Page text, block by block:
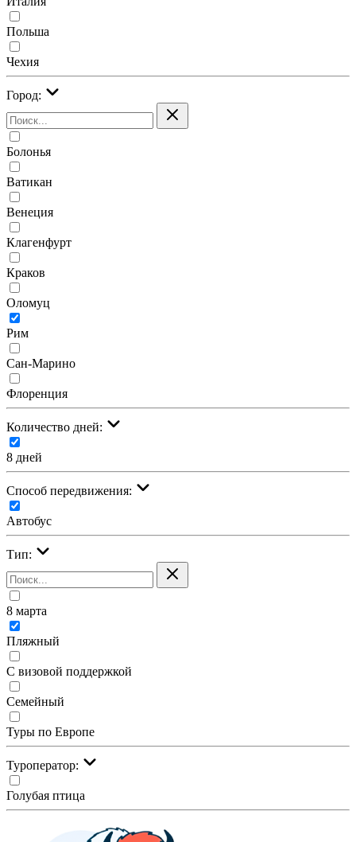
Польша
Чехия
Город:
Болонья
Ватикан
Венеция
Клагенфурт
Краков
Оломуц
Рим
Сан-Марино
Флоренция
Количество дней:
8 дней
Cпособ передвижения:
Автобус
Тип:
8 марта
Пляжный
С визовой поддержкой
Семейный
Туры по Европе
Туроператор:
Голубая птица